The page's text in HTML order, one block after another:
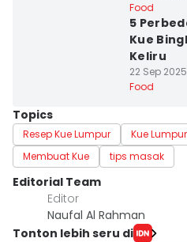
Food
5
Kue
Keliru
22 Sep 2025,
Food
Topics
Resep Kue Lumpur Kue Lumpur
Membuat Kue
tips masak
Editorial Team
Editor
Naufal Al Rahman
Tonton lebih seru di